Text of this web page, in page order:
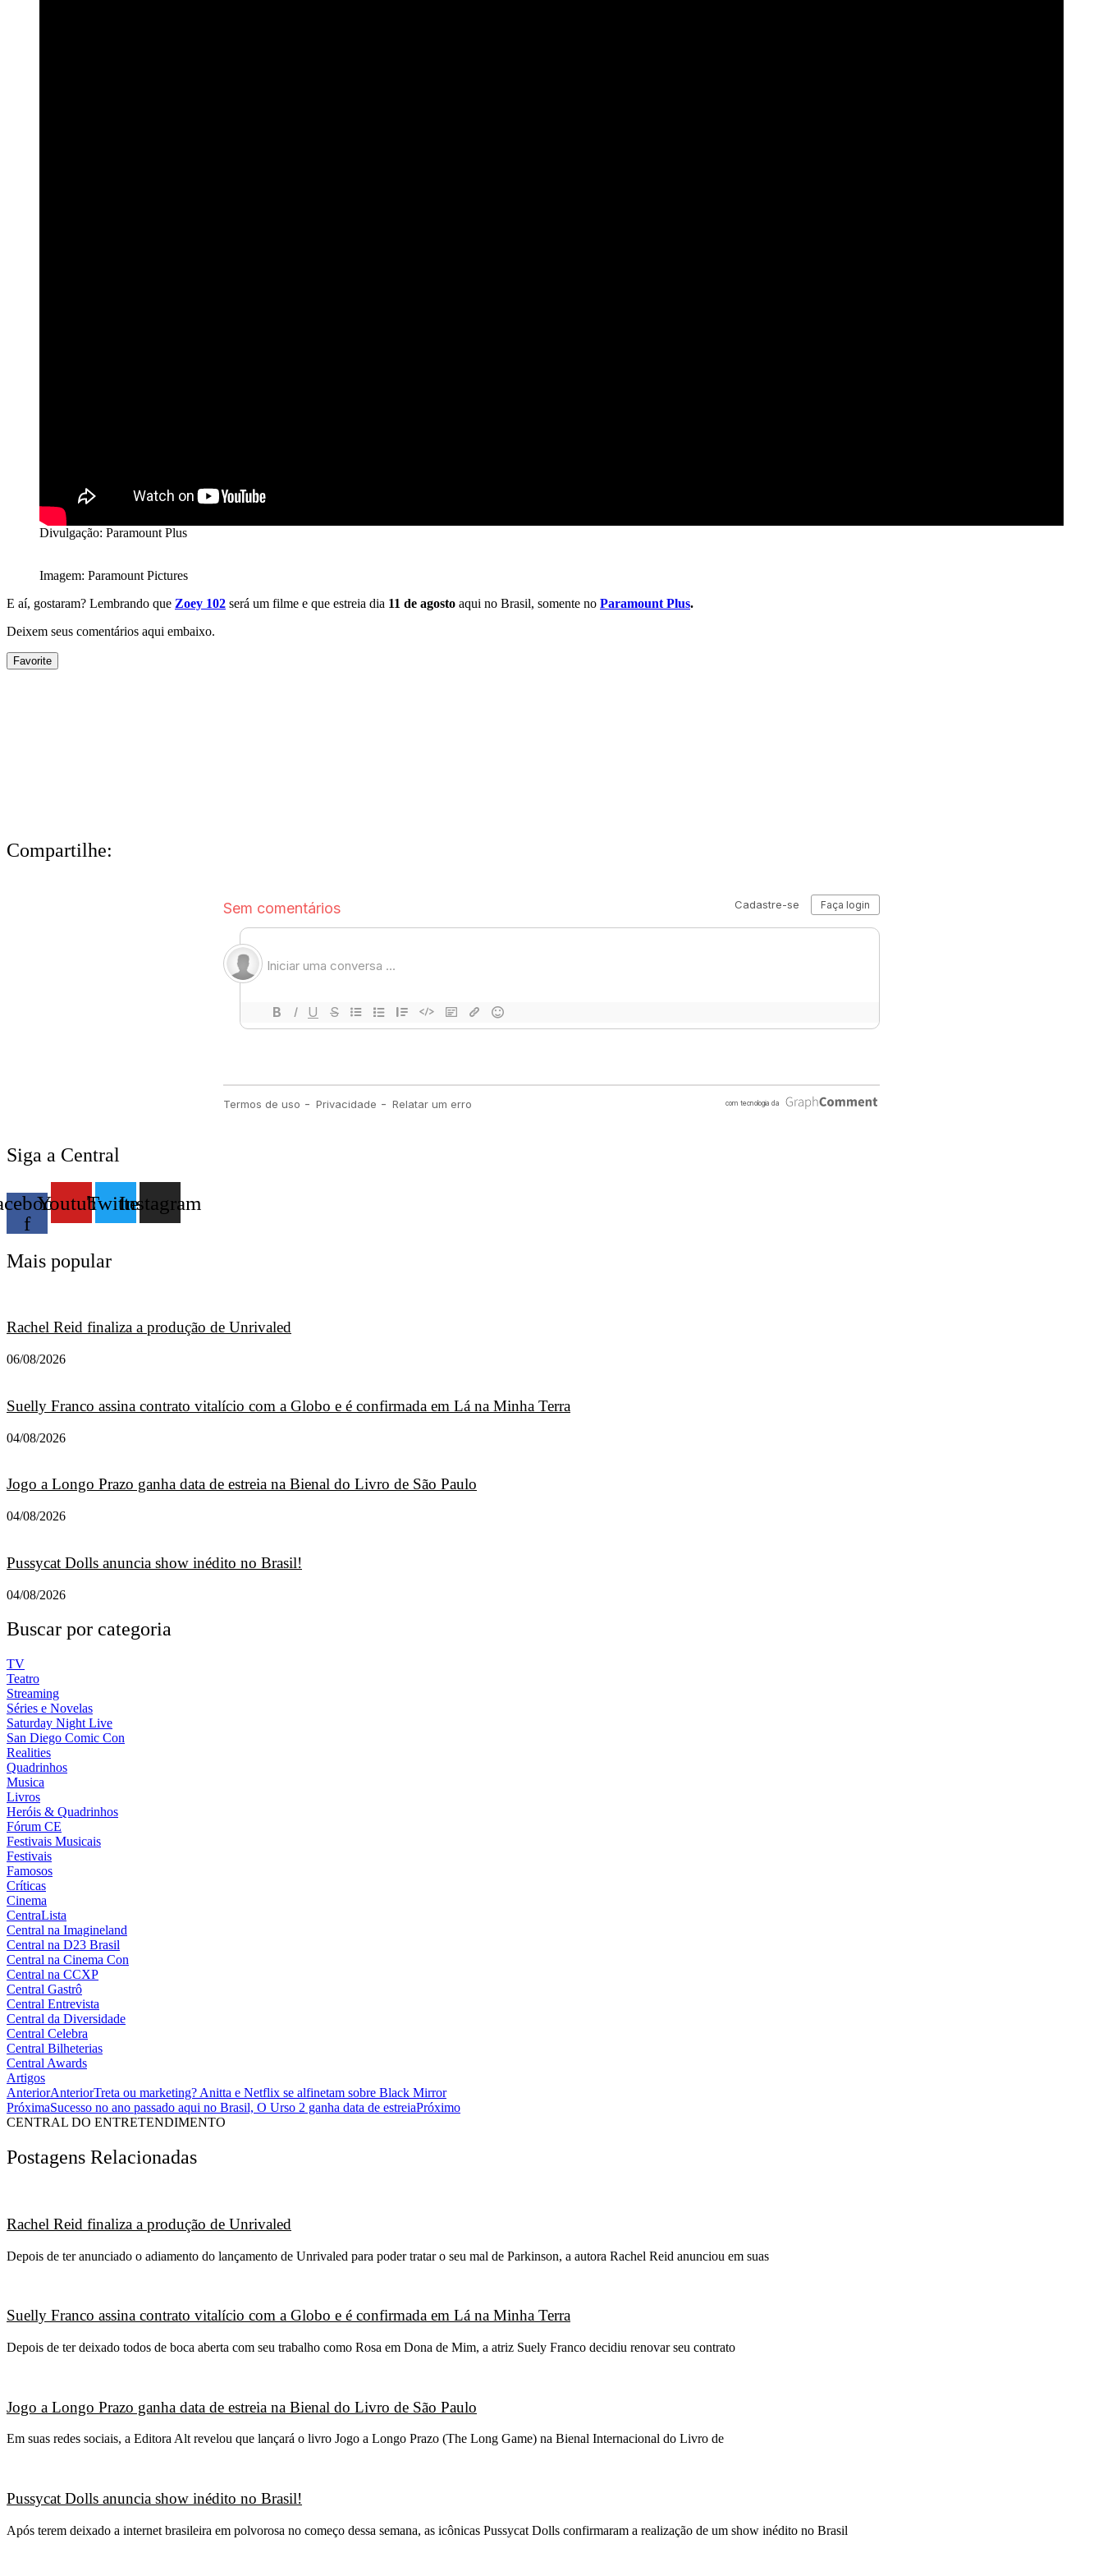
Divulgação: Paramount Plus
Imagem: Paramount Pictures
E aí, gostaram? Lembrando que Zoey 102 será um filme e que estreia dia 11 de agosto aqui no Brasil, somente no Paramount Plus.
Deixem seus comentários aqui embaixo.
Favorite
Compartilhe:
Siga a Central
f
YoutubeTwitterInstagram
Mais popular
Rachel Reid finaliza a produção de Unrivaled
06/08/2026
Suelly Franco assina contrato vitalício com a Globo e é confirmada em Lá na Minha Terra
04/08/2026
Jogo a Longo Prazo ganha data de estreia na Bienal do Livro de São Paulo
04/08/2026
Pussycat Dolls anuncia show inédito no Brasil!
04/08/2026
Buscar por categoria
TV
Teatro
Streaming
Séries e Novelas
Saturday Night Live
San Diego Comic Con
Realities
Quadrinhos
Musica
Livros
Heróis & Quadrinhos
Fórum CE
Festivais Musicais
Festivais
Famosos
Críticas
Cinema
CentraLista
Central na Imagineland
Central na D23 Brasil
Central na Cinema Con
Central na CCXP
Central Gastrô
Central Entrevista
Central da Diversidade
Central Celebra
Central Bilheterias
Central Awards
Artigos
AnteriorAnteriorTreta ou marketing? Anitta e Netflix se alfinetam sobre Black Mirror
PróximaSucesso no ano passado aqui no Brasil, O Urso 2 ganha data de estreiaPróximo
CENTRAL DO ENTRETENDIMENTO
Postagens Relacionadas
Rachel Reid finaliza a produção de Unrivaled
Depois de ter anunciado o adiamento do lançamento de Unrivaled para poder tratar o seu mal de Parkinson, a autora Rachel Reid anunciou em suas
Suelly Franco assina contrato vitalício com a Globo e é confirmada em Lá na Minha Terra
Depois de ter deixado todos de boca aberta com seu trabalho como Rosa em Dona de Mim, a atriz Suely Franco decidiu renovar seu contrato
Jogo a Longo Prazo ganha data de estreia na Bienal do Livro de São Paulo
Em suas redes sociais, a Editora Alt revelou que lançará o livro Jogo a Longo Prazo (The Long Game) na Bienal Internacional do Livro de
Pussycat Dolls anuncia show inédito no Brasil!
Após terem deixado a internet brasileira em polvorosa no começo dessa semana, as icônicas Pussycat Dolls confirmaram a realização de um show inédito no Brasil